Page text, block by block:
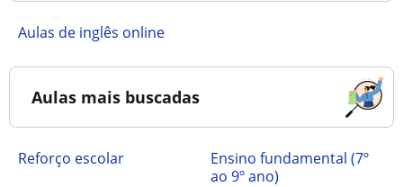
Aulas de inglês online
Aulas mais buscadas
Reforço escolar
ensino fundamental (7º
ao 9º ano)